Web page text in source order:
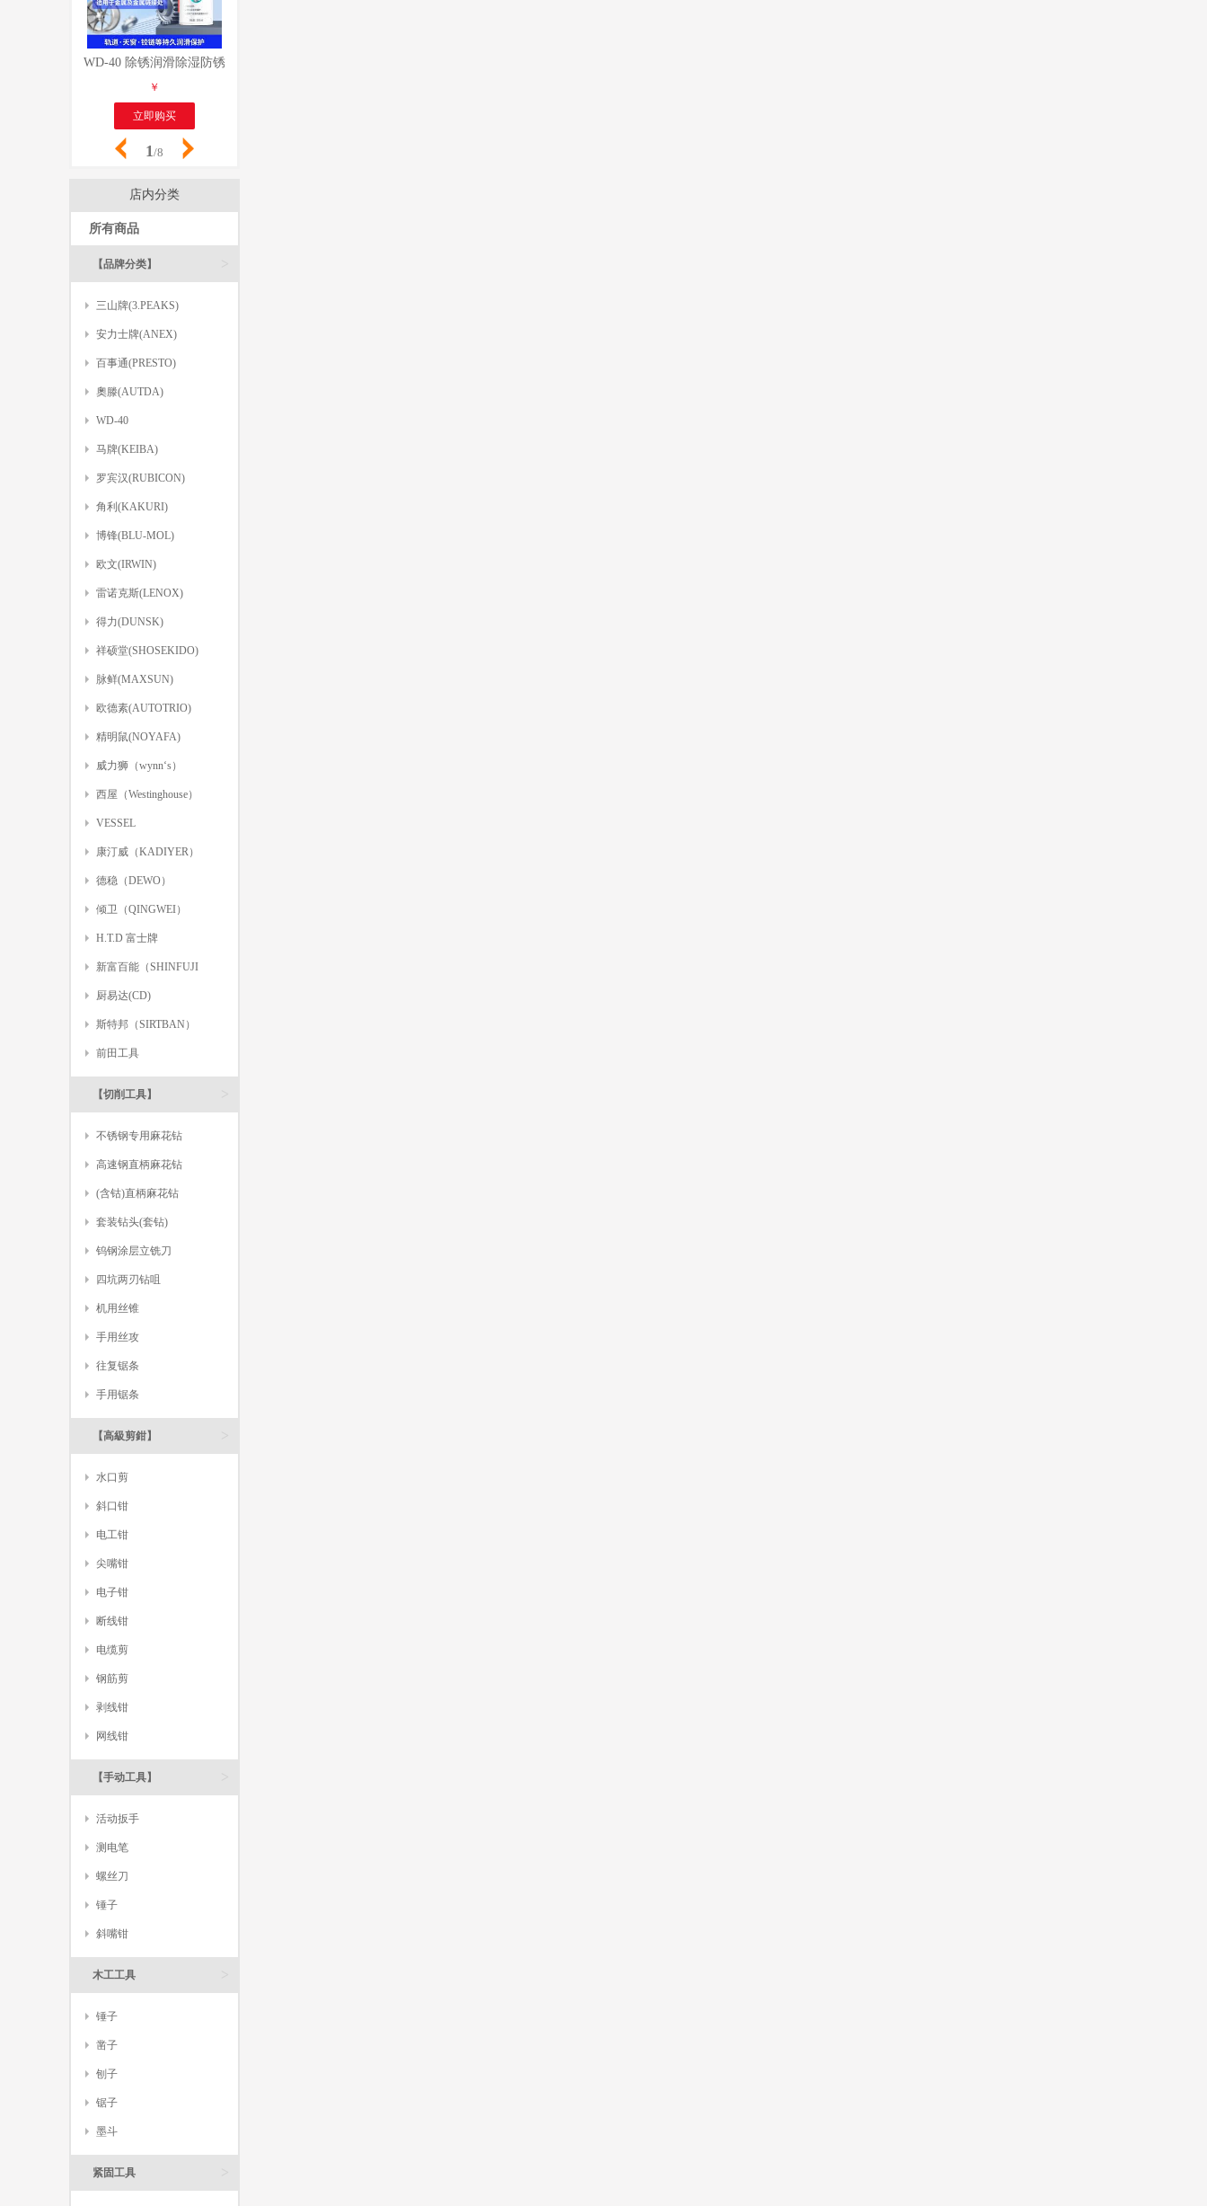
1/8
WD-40 除锈润滑除湿防锈剂 螺丝松动剂 wd40防锈油 电器清洁油污去除剂 专效型高效白锂润滑脂 360ml
￥
立即购买
店内分类
所有商品
【品牌分类】
三山牌(3.PEAKS)
安力士牌(ANEX)
百事通(PRESTO)
奧滕(AUTDA)
WD-40
马牌(KEIBA)
罗宾汉(RUBICON)
角利(KAKURI)
博锋(BLU-MOL)
欧文(IRWIN)
雷诺克斯(LENOX)
得力(DUNSK)
祥硕堂(SHOSEKIDO)
脉鲜(MAXSUN)
欧德素(AUTOTRIO)
精明鼠(NOYAFA)
威力狮（wynn‘s）
西屋（Westinghouse）
VESSEL
康汀威（KADIYER）
德稳（DEWO）
倾卫（QINGWEI）
H.T.D 富士牌
新富百能（SHINFUJI
BURNER）
厨易达(CD)
斯特邦（SIRTBAN）
前田工具
【切削工具】
不锈钢专用麻花钻
高速钢直柄麻花钻
(含钴)直柄麻花钻
套装钻头(套钻)
钨钢涂层立铣刀
四坑两刃钻咀
机用丝锥
手用丝攻
往复锯条
手用锯条
【高級剪鉗】
水口剪
斜口钳
电工钳
尖嘴钳
电子钳
断线钳
电缆剪
钢筋剪
剥线钳
网线钳
【手动工具】
活动扳手
测电笔
螺丝刀
锤子
斜嘴钳
木工工具
锤子
凿子
刨子
锯子
墨斗
紧固工具